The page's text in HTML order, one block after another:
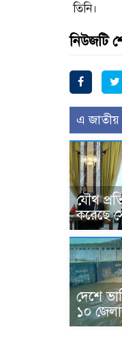
তিনি।
নিউজটি
এ
যৌথ
করেছে
দেশে
১০